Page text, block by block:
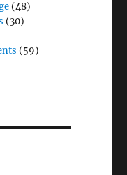
(48)
(30)
(59)